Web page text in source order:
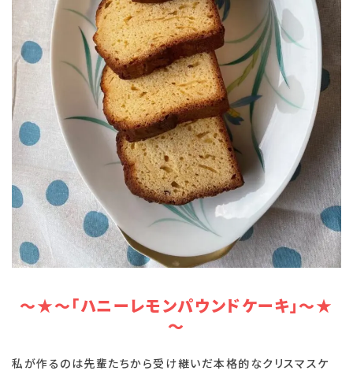
～★～「ハニーレモンパウンドケーキ」～★
～
私が作るのは先輩たちから受け継いだ本格的なクリスマスケ